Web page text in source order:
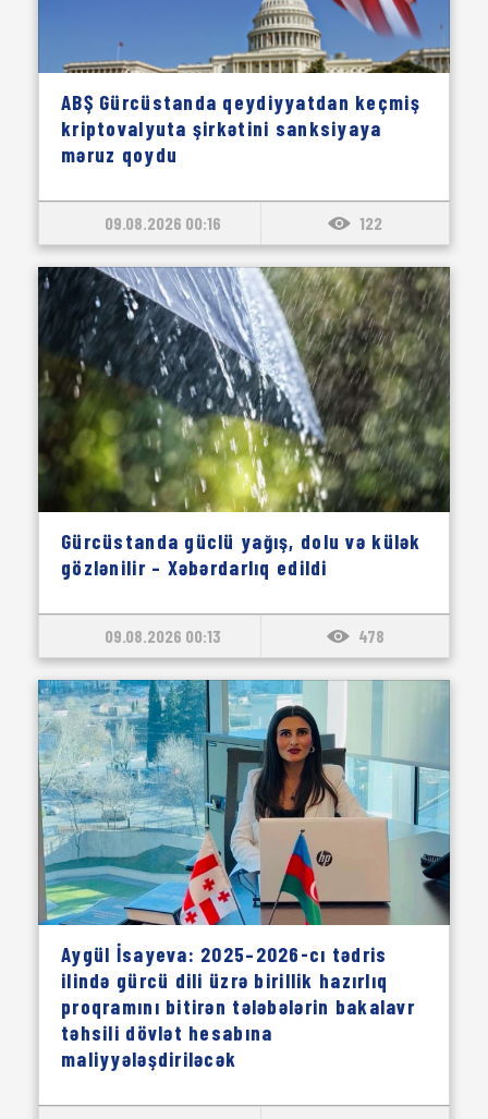
ABŞ Gürcüstanda qeydiyyatdan keçmiş
kriptovalyuta şirkətini sanksiyaya
məruz qoydu
09.08.2026 00:16 122
Gürcüstanda güclü yağış, dolu və külək
gözlənilir – Xəbərdarlıq edildi
09.08.2026 00:13 478
Aygül İsayeva: 2025–2026-cı tədris
ilində gürcü dili üzrə birillik hazırlıq
proqramını bitirən tələbələrin bakalavr
təhsili dövlət hesabına
maliyyələşdiriləcək